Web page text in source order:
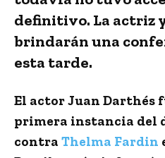
definitivo. La actriz
brindarán una
esta tarde.
El actorJuan Darthés
primera instancia del
contra Thelma Fardin